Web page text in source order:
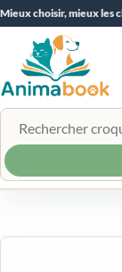
Mieux choisir, mieux les
Rechercher un